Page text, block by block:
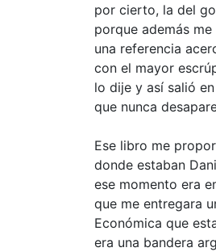
por cierto, la del
porque además
una referencia
con el mayor
lo dije y así salió
que nunca
Ese libro me
donde estaban
ese momento era
que me entregara
Económica que
era una bandera